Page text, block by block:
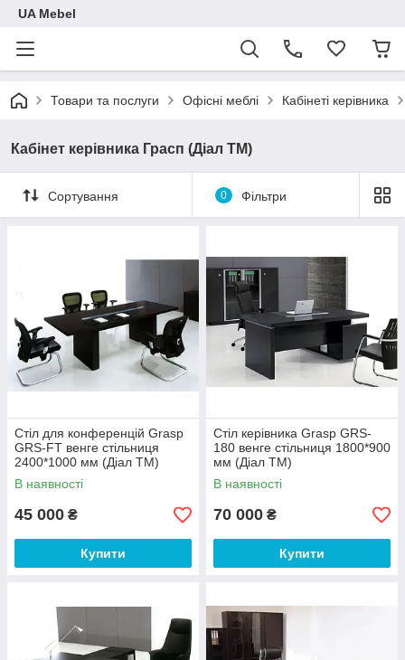
UA Mebel
Товари та послуги Офісні меблі Кабінеті керівника
Кабінет керівника Грасп (Діал ТМ)
Сортування 0 Фільтри
Стіл для конференцій Grasp
GRS-FT венге стільниця
2400*1000 мм (Діал ТМ)
В наявності
45 000 ₴
Купити
Стіл керівника Grasp GRS-
180 венге стільниця 1800*900
мм (Діал ТМ)
В наявності
70 000 ₴
Купити